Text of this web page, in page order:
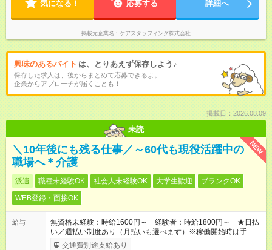
気になる！ 応募する 詳細へ
掲載元企業名 ケアスタッフィング株式会社
興味のあるバイト は、とりあえず保存しよう♪
保存した求人は、後からまとめて応募できるよ。
企業からアプローチが届くことも！
掲載日：2026.08.09
未読
NEW
＼10年後にも残る仕事／～60代も現役活躍中の
職場へ＊介護
派遣 職種未経験OK 社会人未経験OK 大学生歓迎
ブランクOK
WEB登録・面接OK
給与
無資格未経験：時給1600円～ 経験者：時給1800円～ ★日払
い／週払い制度あり（月払いも選べます）※稼働開始時は手続き
完了次第のお支払いとなります。
交通費別途支給あり